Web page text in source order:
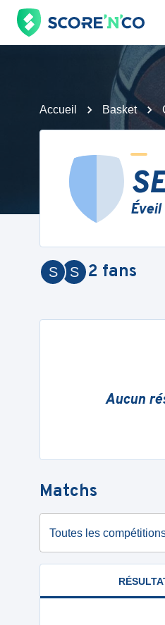
Accueil Basket
S
S 2 fans
Aucun
Matchs
Toutes les